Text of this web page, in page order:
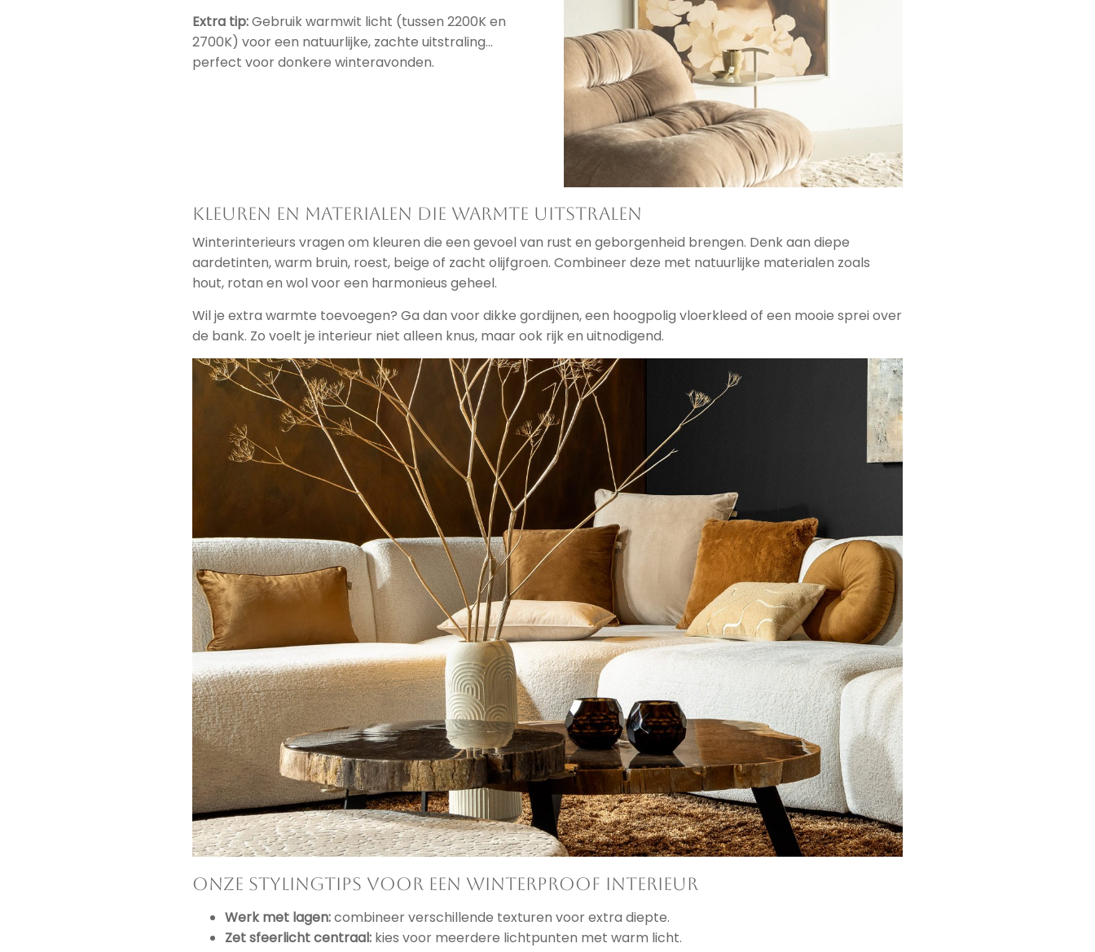
Extra tip:Gebruik warmwit licht (tussen 2200K en
2700K) voor een natuurlijke, zachte uitstraling...
perfect voor donkere winteravonden.
Kleuren en materialen die warmte uitstralen
Winterinterieurs vragen om kleuren die een gevoel van rust en geborgenheid brengen. Denk aan diepe
aardetinten, warm bruin, roest, beige of zacht olijfgroen. Combineer deze met natuurlijke materialen zoals
hout, rotan en wol voor een harmonieus geheel.
Wil je extra warmte toevoegen? Ga dan voor dikke gordijnen, een hoogpolig vloerkleed of een mooie sprei over
de bank. Zo voelt je interieur niet alleen knus, maar ook rijk en uitnodigend.
Onze stylingtips voor een winterproof interieur
Werk met lagen:combineer verschillende texturen voor extra diepte.
Zet sfeerlicht centraal:kies voor meerdere lichtpunten met warm licht.